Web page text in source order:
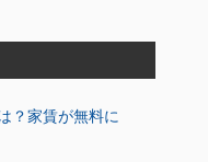
？家賃が無料に